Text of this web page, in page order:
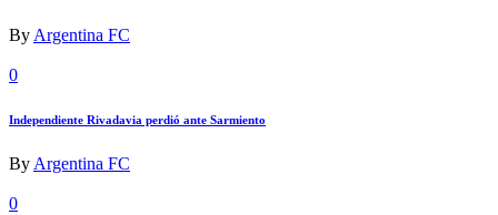
By Argentina FC
0
Independiente Rivadavia perdió ante Sarmiento
By Argentina FC
0